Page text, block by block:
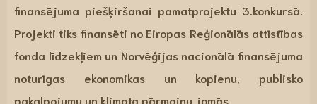
finansējuma piešķiršanai pamatprojektu 3.konkursā.
Projekti tiks finansēti no Eiropas Reģionālās attīstības
fonda līdzekļiem un Norvēģijas nacionālā finansējuma
noturīgas ekonomikas un kopienu, publisko
pakalpojumu un klimata pārmaiņu jomās.